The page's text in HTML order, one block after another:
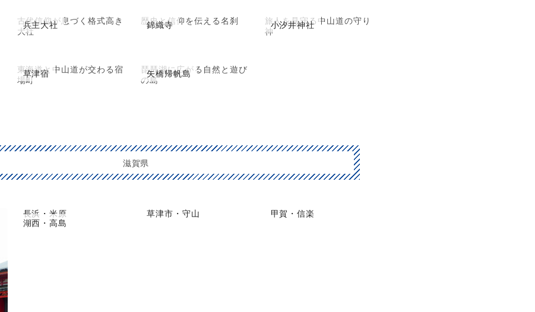
兵主大社
古代信仰が息づく格式高き
大社
錦織寺
歴史と信仰を伝える名刹 小汐井神社
旅人を見守る中山道の守り
神
草津宿
東海道と中山道が交わる宿
場町
矢橋帰帆島
琵琶湖に広がる自然と遊び
の島
滋賀県
長浜・米原 草津市・守山
甲賀・信楽
湖西・高島